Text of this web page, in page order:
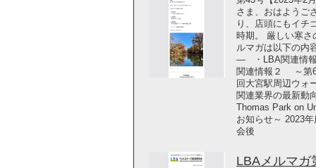
さま、おはようご
り、店頭にもイチ
時期。 厳しい寒
ルマガは以下の内
― ・LBA関連情
関連情報２ ～第
回大宮駅周辺ウォ
関連業界の最新動
Thomas Park on
お知らせ～ 2023
会後
LBAメルマガ